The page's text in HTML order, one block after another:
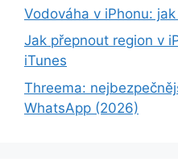
Vodováha v iPhonu:
Jak přepnout region v
iTunes
Threema:
WhatsApp (2026)